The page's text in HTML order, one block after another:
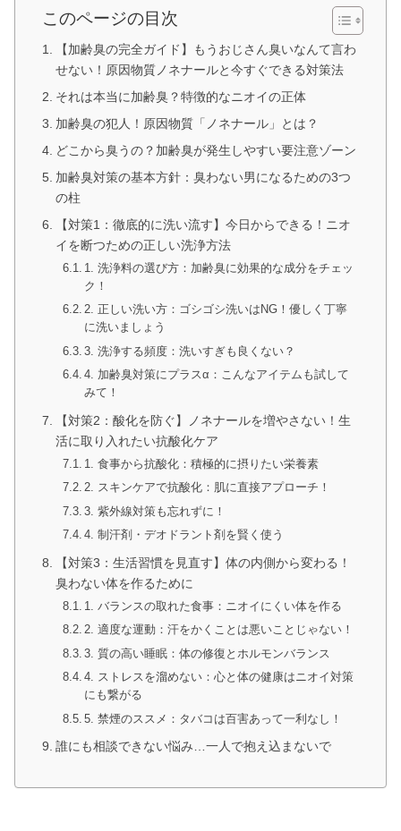
このページの目次
【加齢臭の完全ガイド】もうおじさん臭いなんて言わ
せない！原因物質ノネナールと今すぐできる対策法
それは本当に加齢臭？特徴的なニオイの正体
加齢臭の犯人！原因物質「ノネナール」とは？
どこから臭うの？加齢臭が発生しやすい要注意ゾーン
加齢臭対策の基本方針：臭わない男になるための3つ
の柱
【対策1：徹底的に洗い流す】今日からできる！ニオ
イを断つための正しい洗浄方法
1. 洗浄料の選び方：加齢臭に効果的な成分をチェッ
ク！
2. 正しい洗い方：ゴシゴシ洗いはNG！優しく丁寧
に洗いましょう
3. 洗浄する頻度：洗いすぎも良くない？
4. 加齢臭対策にプラスα：こんなアイテムも試して
みて！
【対策2：酸化を防ぐ】ノネナールを増やさない！生
活に取り入れたい抗酸化ケア
1. 食事から抗酸化：積極的に摂りたい栄養素
2. スキンケアで抗酸化：肌に直接アプローチ！
3. 紫外線対策も忘れずに！
4. 制汗剤・デオドラント剤を賢く使う
【対策3：生活習慣を見直す】体の内側から変わる！
臭わない体を作るために
1. バランスの取れた食事：ニオイにくい体を作る
2. 適度な運動：汗をかくことは悪いことじゃない！
3. 質の高い睡眠：体の修復とホルモンバランス
4. ストレスを溜めない：心と体の健康はニオイ対策
にも繋がる
5. 禁煙のススメ：タバコは百害あって一利なし！
誰にも相談できない悩み…一人で抱え込まないで